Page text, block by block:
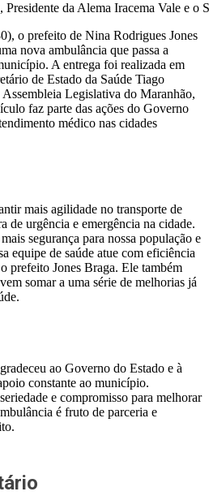
Presidente da Alema Iracema Vale e o
o prefeito de Nina Rodrigues Jones
nova ambulância que passa a
A entrega foi realizada em
de Estado da Saúde Tiago
Assembleia Legislativa do Maranhão,
faz parte das ações do Governo
médico nas cidades
mais agilidade no transporte de
de urgência e emergência na cidade.
segurança para nossa população e
equipe de saúde atue com eficiência
prefeito Jones Braga. Ele também
somar a uma série de melhorias já
ao Governo do Estado e à
constante ao município.
e compromisso para melhorar
é fruto de parceria e